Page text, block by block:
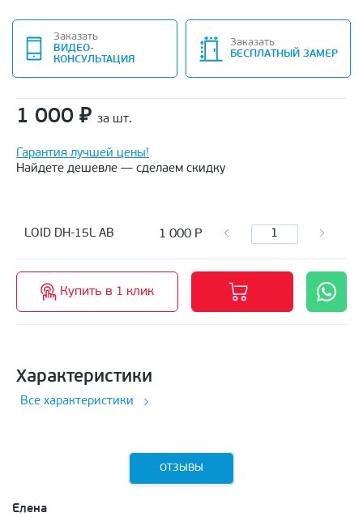
Заказать
ВИДЕО-
КОНСУЛЬТАЦИЯ
Заказать
БЕСПЛАТНЫЙ ЗАМЕР
1 000 ₽ за шт.
Гарантия лучшей цены!
Найдете дешевле — сделаем скидку
LOID DH-15L AB 1 000 Р
Купить в 1 клик
Характеристики
Все характеристики
ОТЗЫВЫ
Елена